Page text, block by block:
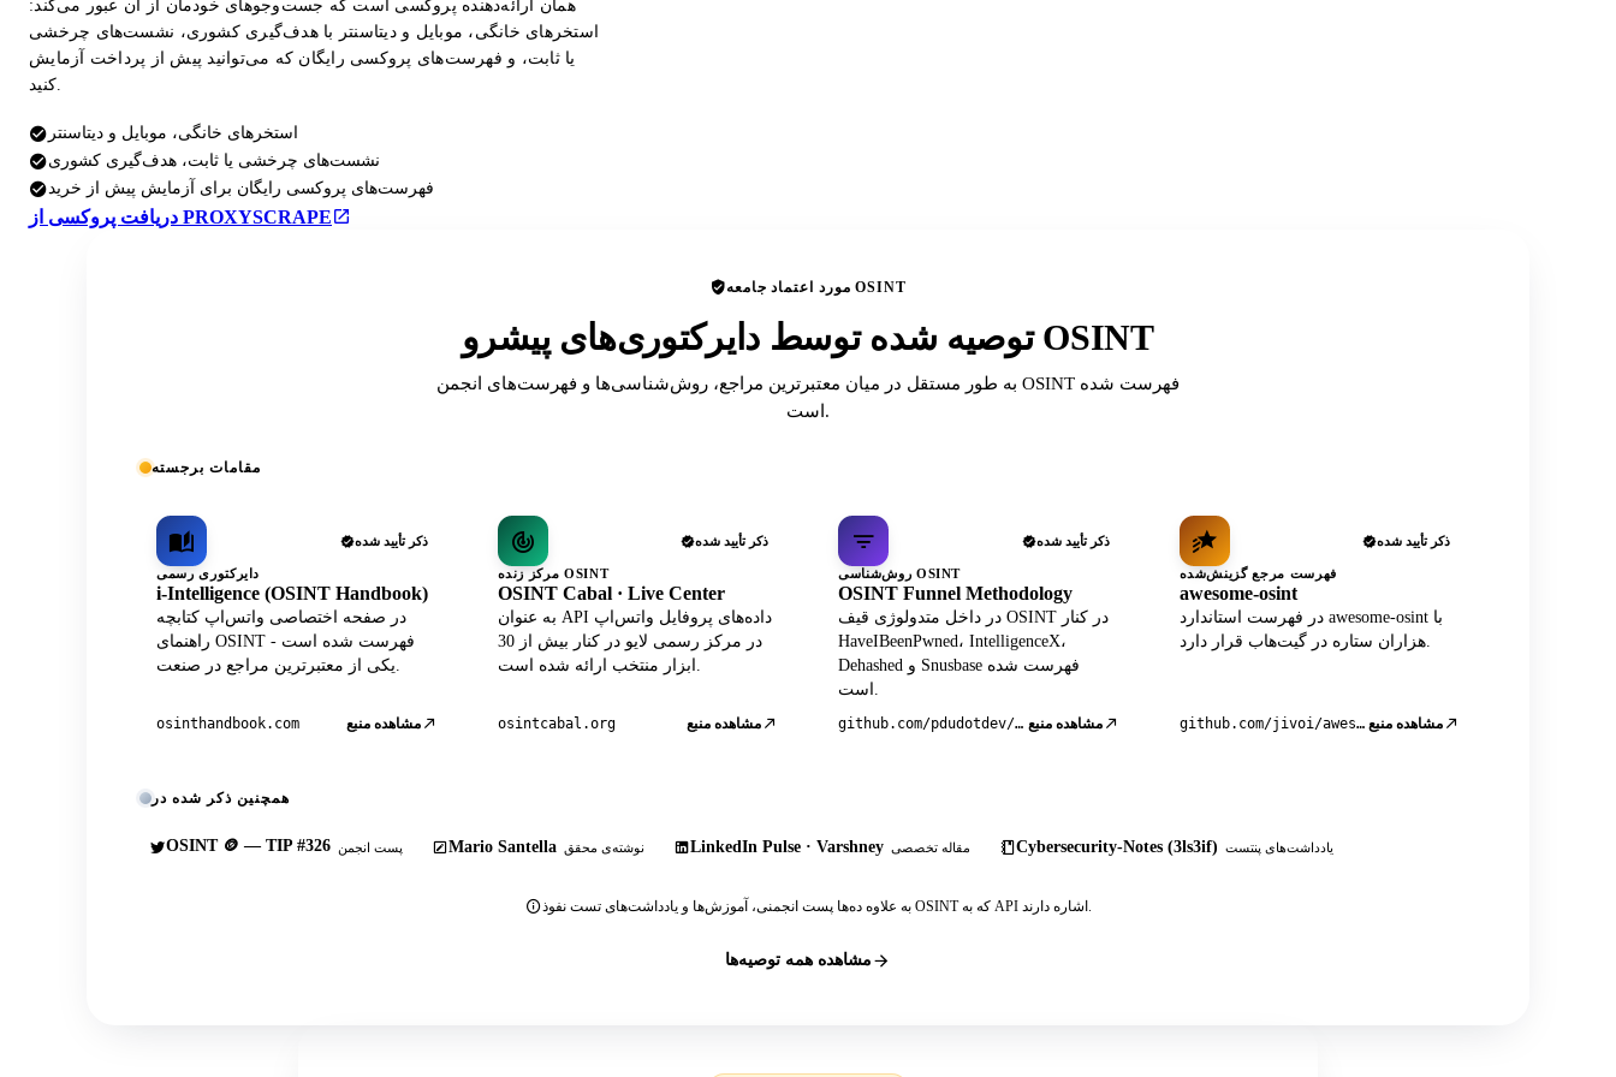
همان ارائه‌دهنده پروکسی است که جست‌وجوهای خودمان از آن عبور می‌کند:
استخرهای خانگی، موبایل و دیتاسنتر با هدف‌گیری کشوری، نشست‌های چرخشی
یا ثابت، و فهرست‌های پروکسی رایگان که می‌توانید پیش از پرداخت آزمایش
کنید.
استخرهای خانگی، موبایل و دیتاسنتر
نشست‌های چرخشی یا ثابت، هدف‌گیری کشوری
فهرست‌های پروکسی رایگان برای آزمایش پیش از خرید
دریافت پروکسی از PROXYSCRAPE
مورد اعتماد جامعه OSINT
توصیه شده توسط دایرکتوری‌های پیشرو OSINT
به طور مستقل در میان معتبرترین مراجع، روش‌شناسی‌ها و فهرست‌های انجمن OSINT فهرست شده
است.
مقامات برجسته
ذکر تأیید شده
دایرکتوری رسمی
i-Intelligence (OSINT Handbook)
در صفحه اختصاصی واتس‌اپ کتابچه
راهنمای OSINT فهرست شده است -
یکی از معتبرترین مراجع در صنعت.
osinthandbook.com مشاهده منبع
ذکر تأیید شده
مرکز زنده OSINT
OSINT Cabal · Live Center
به عنوان API داده‌های پروفایل واتس‌اپ
در مرکز رسمی لایو در کنار بیش از 30
ابزار منتخب ارائه شده است.
osintcabal.org مشاهده منبع
ذکر تأیید شده
روش‌شناسی OSINT
OSINT Funnel Methodology
در داخل متدولوژی قیف OSINT در کنار
HaveIBeenPwned، IntelligenceX،
Dehashed و Snusbase فهرست شده
است.
github.com/pdudotdev/ofm مشاهده منبع
ذکر تأیید شده
فهرست مرجع گزینش‌شده
awesome-osint
در فهرست استاندارد awesome-osint با
هزاران ستاره در گیت‌هاب قرار دارد.
github.com/jivoi/awesome-osint مشاهده منبع
همچنین ذکر شده در
OSINT 🪙 — TIP #326 پست انجمن Mario Santella نوشته‌ی محقق LinkedIn Pulse · Varshney مقاله تخصصی Cybersecurity-Notes (3ls3if) یادداشت‌های پنتست
به علاوه ده‌ها پست انجمنی، آموزش‌ها و یادداشت‌های تست نفوذ OSINT که به API اشاره دارند.
مشاهده همه توصیه‌ها